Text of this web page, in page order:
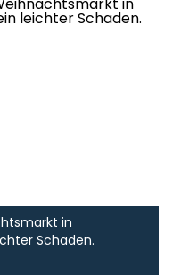
in
Schaden.